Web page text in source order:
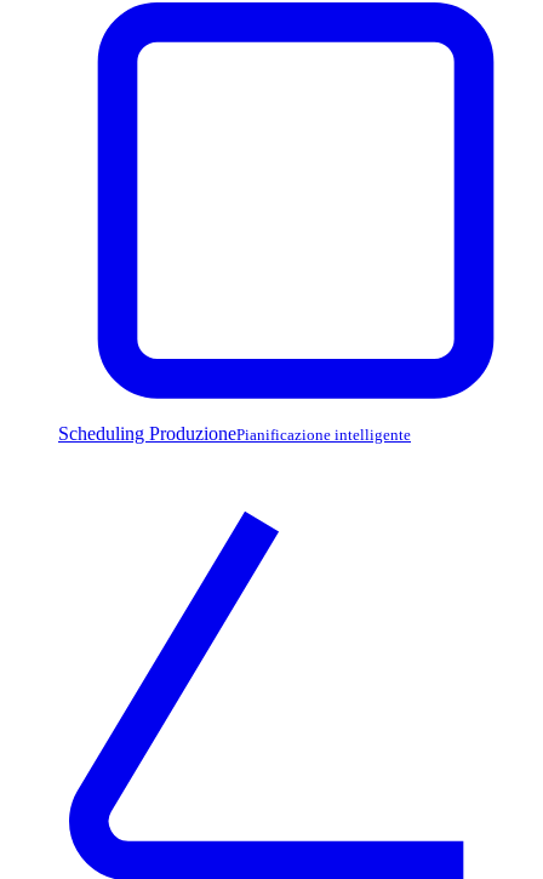
Scheduling ProduzionePianificazione intelligente